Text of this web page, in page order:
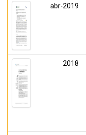
abr-2019
2018